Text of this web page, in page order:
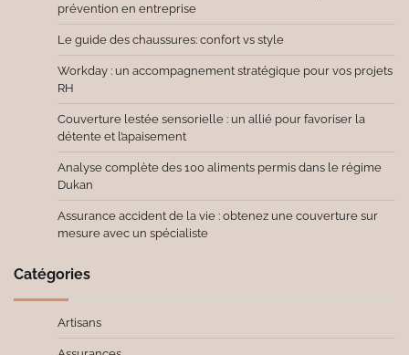
prévention en entreprise
Le guide des chaussures: confort vs style
Workday : un accompagnement stratégique pour vos projets
RH
Couverture lestée sensorielle : un allié pour favoriser la
détente et l’apaisement
Analyse complète des 100 aliments permis dans le régime
Dukan
Assurance accident de la vie : obtenez une couverture sur
mesure avec un spécialiste
Catégories
Artisans